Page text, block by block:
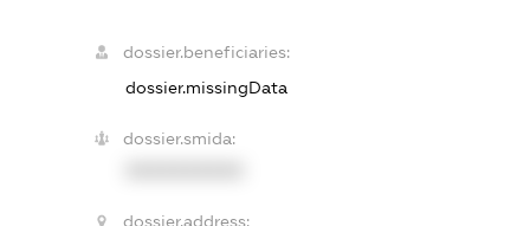
dossier.beneficiaries:
dossier.missingData
dossier.smida:
dossier.address: